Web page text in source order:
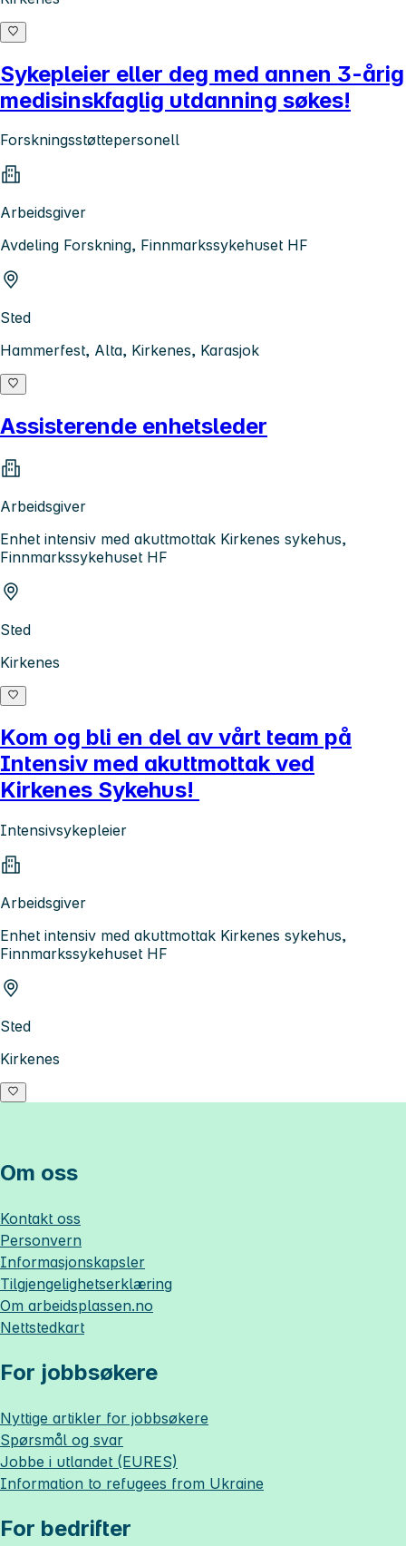
Sykepleier eller deg med annen 3-årig
medisinskfaglig utdanning søkes!
Forskningsstøttepersonell
Arbeidsgiver
Avdeling Forskning, Finnmarkssykehuset HF
Sted
Hammerfest, Alta, Kirkenes, Karasjok
Assisterende enhetsleder
Arbeidsgiver
Enhet intensiv med akuttmottak Kirkenes sykehus,
Finnmarkssykehuset HF
Sted
Kirkenes
Kom og bli en del av vårt team på
Intensiv med akuttmottak ved
Kirkenes Sykehus!
Intensivsykepleier
Arbeidsgiver
Enhet intensiv med akuttmottak Kirkenes sykehus,
Finnmarkssykehuset HF
Sted
Kirkenes
Om oss
Kontakt oss
Personvern
Informasjonskapsler
Tilgjengelighetserklæring
Om arbeidsplassen.no
Nettstedkart
For jobbsøkere
Nyttige artikler for jobbsøkere
Spørsmål og svar
Jobbe i utlandet (EURES)
Information to refugees from Ukraine
For bedrifter